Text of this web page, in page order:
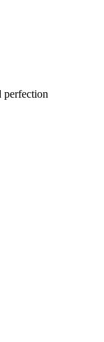
perfection